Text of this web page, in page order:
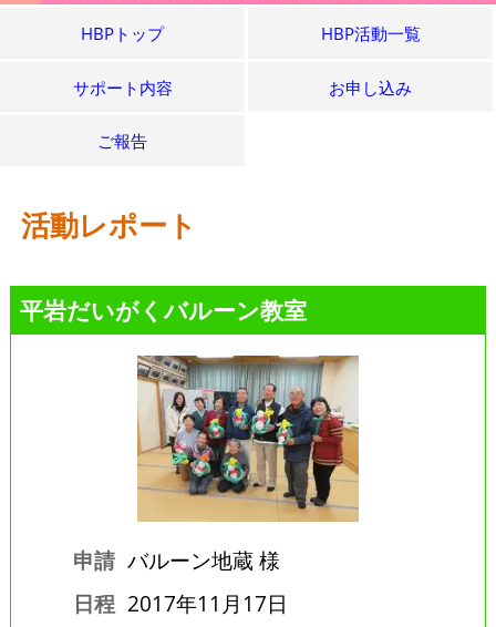
HBPトップ HBP活動一覧
サポート内容 お申し込み
ご報告
活動レポート
平岩だいがくバルーン教室
申請 バルーン地蔵 様
日程 2017年11月17日